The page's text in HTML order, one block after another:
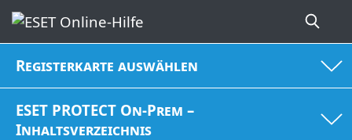
Registerkarte auswählen
ESET PROTECT On-Prem –
Inhaltsverzeichnis